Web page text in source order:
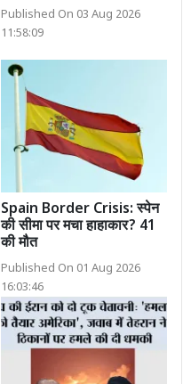
Published On 03 Aug 2026
11:58:09
Spain Border Crisis: स्पेन
की सीमा पर मचा हाहाकार? 41
की मौत
Published On 01 Aug 2026
16:03:46